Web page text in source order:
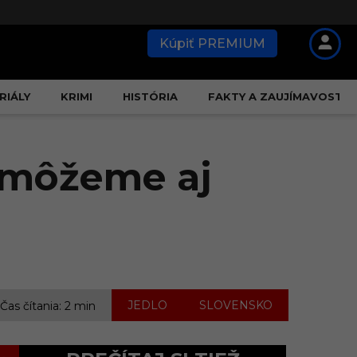
Kúpiť PREMIUM
KRIMI HISTÓRIA FAKTY A ZAUJÍMAVOSTI
aj
Čas čítania: 2 min JEDLO SLOVENSKO